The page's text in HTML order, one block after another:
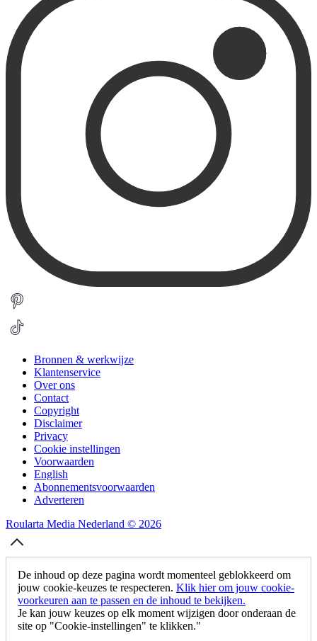
Bronnen & werkwijze
Klantenservice
Over ons
Contact
Copyright
Disclaimer
Privacy
Cookie instellingen
Voorwaarden
English
Abonnementsvoorwaarden
Adverteren
Roularta Media Nederland © 2026
De inhoud op deze pagina wordt momenteel geblokkeerd om
jouw cookie-keuzes te respecteren. Klik hier om jouw cookie-
voorkeuren aan te passen en de inhoud te bekijken.
Je kan jouw keuzes op elk moment wijzigen door onderaan de
site op "Cookie-instellingen" te klikken."